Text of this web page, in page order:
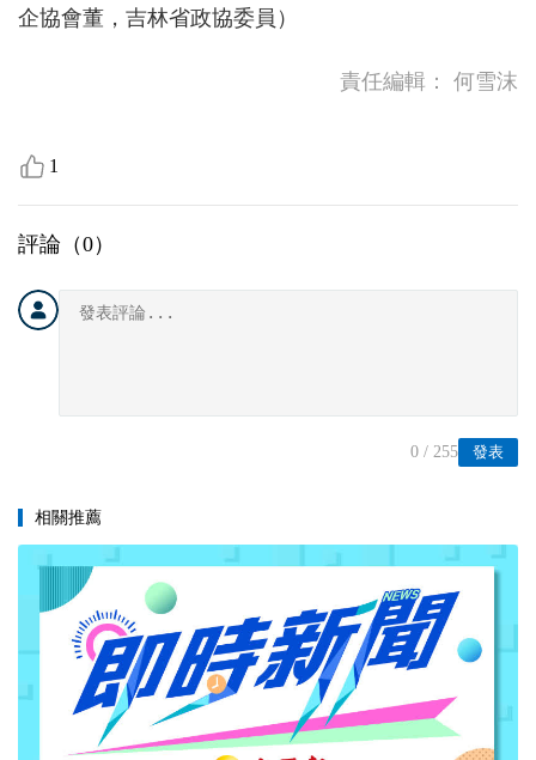
企協會董，吉林省政協委員）
責任編輯： 何雪沫
1
評論（0）
發表
0 / 255
相關推薦